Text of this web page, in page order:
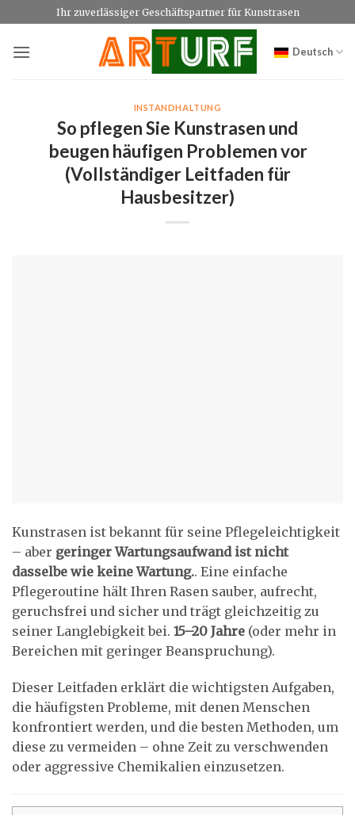
Inhalt
springen
Ihr zuverlässiger Geschäftspartner für Kunstrasen
Deutsch
INSTANDHALTUNG
So pflegen Sie Kunstrasen und
beugen häufigen Problemen vor
(Vollständiger Leitfaden für
Hausbesitzer)
Kunstrasen ist bekannt für seine Pflegeleichtigkeit
– aber geringer Wartungsaufwand ist nicht
dasselbe wie keine Wartung.. Eine einfache
Pflegeroutine hält Ihren Rasen sauber, aufrecht,
geruchsfrei und sicher und trägt gleichzeitig zu
seiner Langlebigkeit bei. 15–20 Jahre (oder mehr in
Bereichen mit geringer Beanspruchung).
Dieser Leitfaden erklärt die wichtigsten Aufgaben,
die häufigsten Probleme, mit denen Menschen
konfrontiert werden, und die besten Methoden, um
diese zu vermeiden – ohne Zeit zu verschwenden
oder aggressive Chemikalien einzusetzen.